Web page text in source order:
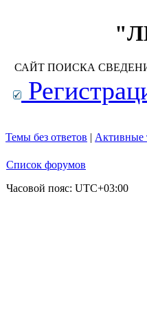
САЙТ ПОИСКА
Темы без ответов | Активные
Список форумов
Часовой пояс: UTC+03:00